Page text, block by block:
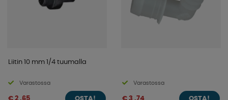
Liitin 10 mm 1/4 tuumalla
Varastossa
€ 2 .65 OSTA!
Varastossa
€ 3 .74 OSTA!